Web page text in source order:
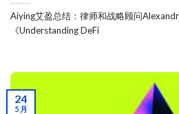
Aiying艾盈总结：律师和战略顾问
《Understanding DeFi
24
5 月